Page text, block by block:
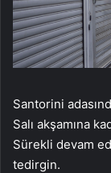
Santorini
Salı akşamına
Sürekli devam
tedirgin.